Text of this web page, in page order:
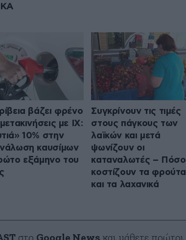
βάζει φρένο
με ΙΧ:
10% στην
καυσίμων
εξάμηνο του
Συγκρίνουν τις τιμές
στους πάγκους των
λαϊκών και μετά
ψωνίζουν οι
καταναλωτές – Πόσο
κοστίζουν τα φρούτα
και τα λαχανικά
στο Google Newsκαι μάθετε πρώτοι